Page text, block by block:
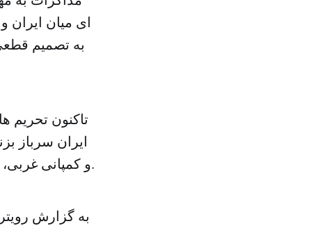
به تصمیم
تاکنون تحریم
ایران سرباز
و کمپانی غربی، شرکت معامله کنند و بانک مسئول نقل و انتقالات مالی جریمه می شدند.
به گزارش